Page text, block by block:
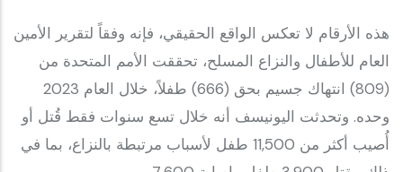
هذه الأرقام لا تعكس الواقع الحقيقي، فإنه وفقاً لتقرير الأمين
العام للأطفال والنزاع المسلح، تحققت الأمم المتحدة من
(809) انتهاك جسيم بحق (666) طفلاً، خلال العام 2023
وحده. وتحدثت اليونيسف أنه خلال تسع سنوات فقط قُتل أو
أُصيب أكثر من 11,500 طفل لأسباب مرتبطة بالنزاع، بما في